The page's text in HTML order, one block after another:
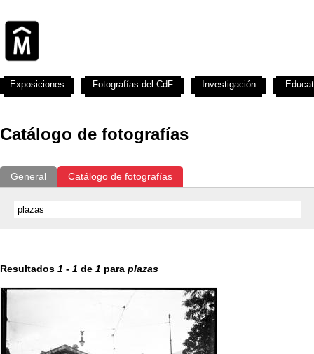
Catálogo de fotografías
General Catálogo de fotografías
Resultados 1 - 1 de 1 para plazas
Exposiciones Fotografías del CdF Investigación